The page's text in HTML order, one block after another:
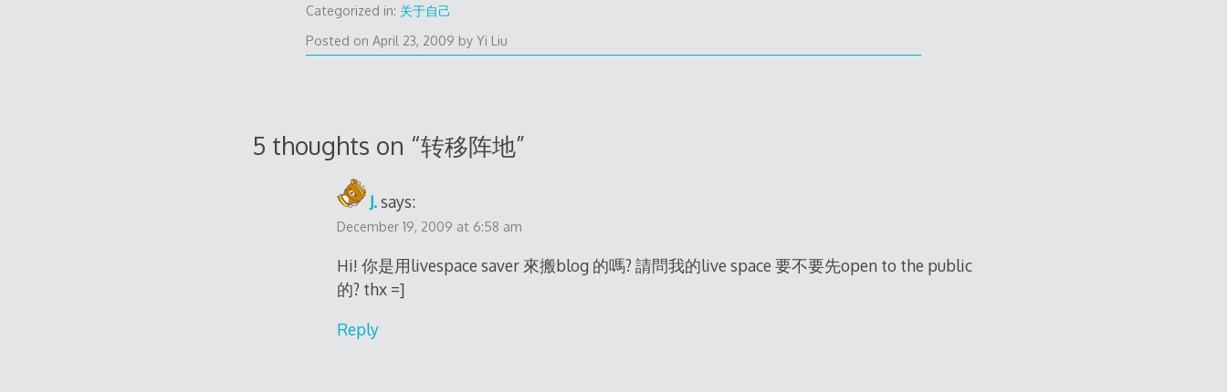
Categorized in: 关于自己
Posted onApril 23, 2009 byYi Liu
5 thoughts on “转移阵地”
J.says:
December 19, 2009 at 6:58 am
Hi! 你是用livespace saver 來搬blog 的嗎? 請問我的live space 要不要先open to the public
的? thx =]
Reply